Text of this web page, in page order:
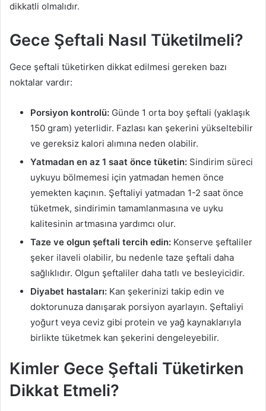
dikkatli olmalıdır.
Gece Şeftali Nasıl Tüketilmeli?
Gece şeftali tüketirken dikkat edilmesi gereken bazı
noktalar vardır:
Porsiyon kontrolü: Günde 1 orta boy şeftali (yaklaşık
150 gram) yeterlidir. Fazlası kan şekerini yükseltebilir
ve gereksiz kalori alımına neden olabilir.
Yatmadan en az 1 saat önce tüketin: Sindirim süreci
uykuyu bölmemesi için yatmadan hemen önce
yemekten kaçının. Şeftaliyi yatmadan 1-2 saat önce
tüketmek, sindirimin tamamlanmasına ve uyku
kalitesinin artmasına yardımcı olur.
Taze ve olgun şeftali tercih edin: Konserve şeftaliler
şeker ilaveli olabilir, bu nedenle taze şeftali daha
sağlıklıdır. Olgun şeftaliler daha tatlı ve besleyicidir.
Diyabet hastaları: Kan şekerinizi takip edin ve
doktorunuza danışarak porsiyon ayarlayın. Şeftaliyi
yoğurt veya ceviz gibi protein ve yağ kaynaklarıyla
birlikte tüketmek kan şekerini dengeleyebilir.
Kimler Gece Şeftali Tüketirken
Dikkat Etmeli?